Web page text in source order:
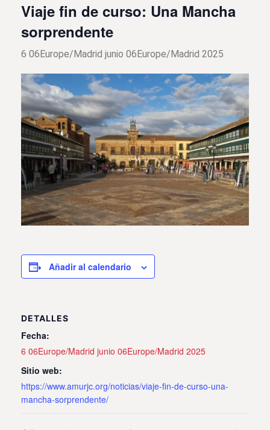
Viaje fin de curso: Una Mancha
sorprendente
6 06Europe/Madrid junio 06Europe/Madrid 2025
Añadir al calendario
DETALLES
Fecha:
6 06Europe/Madrid junio 06Europe/Madrid 2025
Sitio web:
https://www.amurjc.org/noticias/viaje-fin-de-curso-una-
mancha-sorprendente/